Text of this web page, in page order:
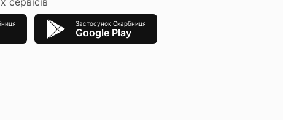
Застосунок Скарбниця
Google Play